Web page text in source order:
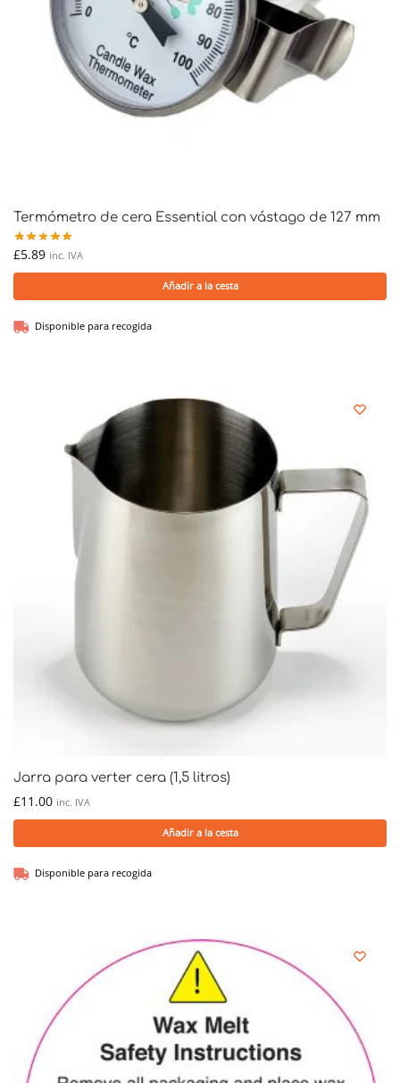
Termómetro de cera Essential con vástago de 127 mm
£5.89 inc. IVA
Añadir a la cesta
Disponible para recogida
Jarra para verter cera (1,5 litros)
£11.00 inc. IVA
Añadir a la cesta
Disponible para recogida